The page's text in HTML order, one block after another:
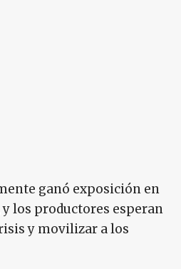
ganó exposición en
y los productores esperan
y movilizar a los